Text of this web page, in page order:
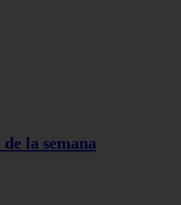
la semana